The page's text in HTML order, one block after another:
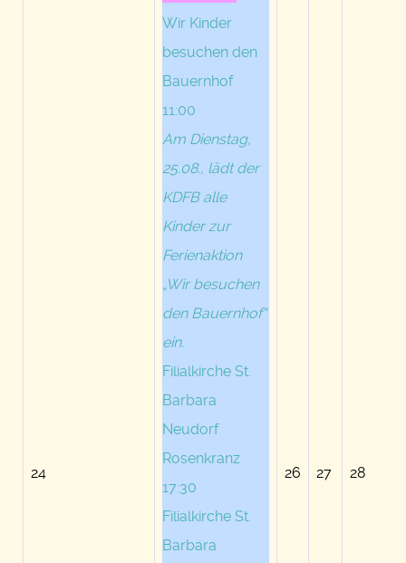
24
Wir Kinder
besuchen den
Bauernhof
11:00
Am Dienstag,
25.08., lädt der
KDFB alle
Kinder zur
Ferienaktion
„Wir besuchen
den Bauernhof“
ein.
Filialkirche St.
Barbara
Neudorf
Rosenkranz
17:30
Filialkirche St.
Barbara
26 27 28